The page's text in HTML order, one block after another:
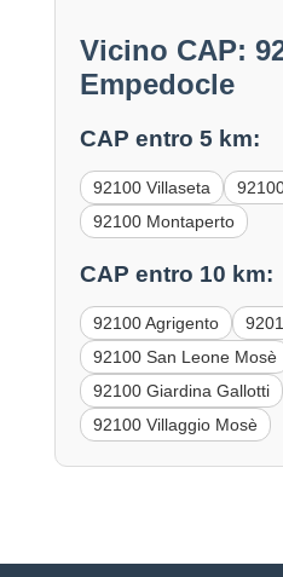
Vicino CAP:
Empedocle
CAP entro 5 km:
92100 Villaseta
92100 Montaperto
CAP entro 10 km:
92100 Agrigento
92100 San Leone Mosè
92100 Giardina Gallotti
92100 Villaggio Mosè